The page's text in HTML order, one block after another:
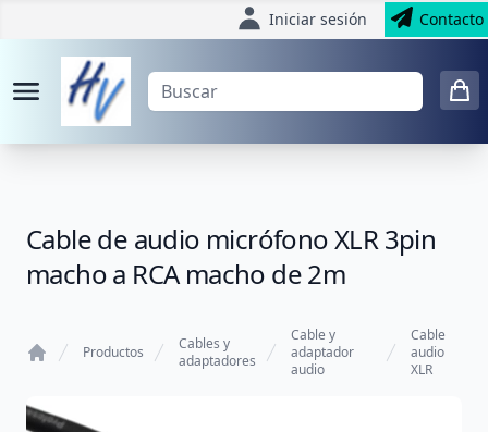
Iniciar sesión Contacto
Cable de audio micrófono XLR 3pin
macho a RCA macho de 2m
Productos
Cables y
adaptadores
Cable y
adaptador
audio
Cable
audio
XLR